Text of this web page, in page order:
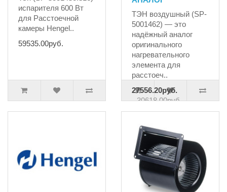
испарителя 600 Вт
для Расстоечной
камеры Hengel..
59535.00руб.
ТЭН воздушный (SP-
5001462) — это
надёжный аналог
оригинального
нагревательного
элемента для
расстоеч..
27556.20руб.
30618.00руб.